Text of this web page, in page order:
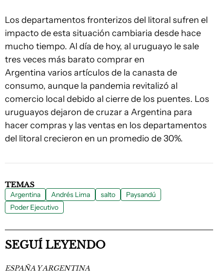
Los departamentos fronterizos del litoral sufren el
impacto de esta situación cambiaria desde hace
mucho tiempo. Al día de hoy, al uruguayo le sale
tres veces más barato comprar en
Argentina varios artículos de la canasta de
consumo, aunque la pandemia revitalizó al
comercio local debido al cierre de los puentes. Los
uruguayos dejaron de cruzar a Argentina para
hacer compras y las ventas en los departamentos
del litoral crecieron en un promedio de 30%.
TEMAS
Argentina Andrés Lima salto
Paysandú
Poder Ejecutivo
SEGUÍ LEYENDO
ESPAÑA Y ARGENTINA